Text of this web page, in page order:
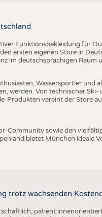
Funktionsbekleidung für
ersten eigenen Store in
im deutschsprachigen Raum
Wassersportler und
werden. Von technischer
Produkten vereint der Store
Community sowie den
bietet München ideale
trotz wachsenden